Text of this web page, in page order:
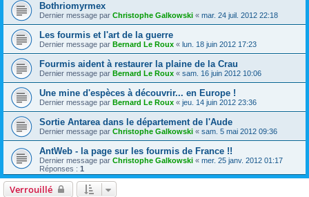
Bothriomyrmex
Dernier message par Christophe Galkowski « mar. 24 juil. 2012 22:18
Les fourmis et l'art de la guerre
Dernier message par Bernard Le Roux « lun. 18 juin 2012 17:23
Fourmis aident à restaurer la plaine de la Crau
Dernier message par Bernard Le Roux « sam. 16 juin 2012 10:06
Une mine d'espèces à découvrir... en Europe !
Dernier message par Bernard Le Roux « jeu. 14 juin 2012 23:36
Sortie Antarea dans le département de l'Aude
Dernier message par Christophe Galkowski « sam. 5 mai 2012 09:36
AntWeb - la page sur les fourmis de France !!
Dernier message par Christophe Galkowski « mer. 25 janv. 2012 01:17
Réponses : 1
Verrouillé